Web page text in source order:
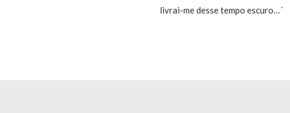
livrai-me desse tempo escuro…´